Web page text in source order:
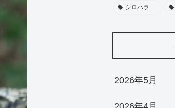
シロハラ
2026年5月
2026年4月